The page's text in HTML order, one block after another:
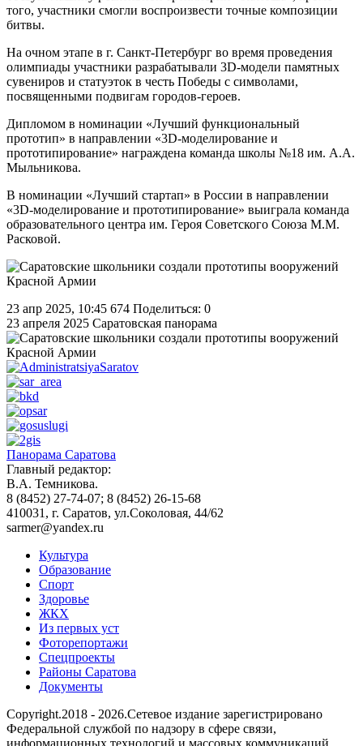
того, участники смогли воспроизвести точные композиции
битвы.
На очном этапе в г. Санкт-Петербург во время проведения
олимпиады участники разрабатывали 3D-модели памятных
сувениров и статуэток в честь Победы с символами,
посвященными подвигам городов-героев.
Дипломом в номинации «Лучший функциональный
прототип» в направлении «3D-моделирование и
прототипирование» награждена команда школы №18 им. А.А.
Мыльникова.
В номинации «Лучший стартап» в России в направлении
«3D-моделирование и прототипирование» выиграла команда
образовательного центра им. Героя Советского Союза М.М.
Расковой.
23 апр 2025, 10:45 674 Поделиться: 0
23 апреля 2025 Саратовская панорама
Панорама Саратова
Главный редактор:
В.А. Темникова.
8 (8452) 27-74-07; 8 (8452) 26-15-68
410031, г. Саратов, ул.Соколовая, 44/62
sarmer@yandex.ru
Культура
Образование
Спорт
Здоровье
ЖКХ
Из пеpвых уст
Фоторепортажи
Спецпроекты
Районы Саратова
Документы
Copyright.2018 - 2026.Сетевое издание зарегистрировано
Федеральной службой по надзору в сфере связи,